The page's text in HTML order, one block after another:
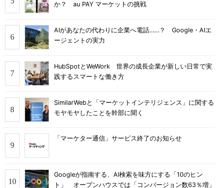
か？ au PAY マーケットの挑戦
AIがあなたの代わりに企業へ電話……？ Google・AIエ
ージェントの実力
HubSpotとWeWork 世界の成長企業が新しい日常で実
践するスマートな働き方
SimilarWebと「マーケットインテリジェンス」に関する
モヤモヤしたことを幹部に聞く
「マーケター通信」サービス終了のお知らせ
Googleが指南する、AI検索を味方にする「10のヒン
ト」 オープンハウスでは「コンバージョン数63％増」